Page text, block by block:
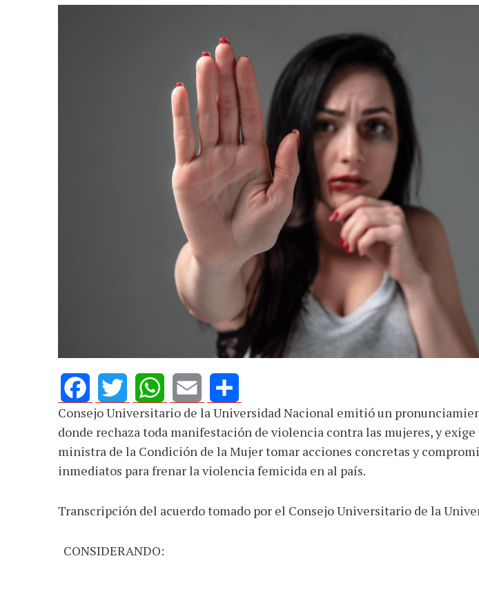
FacebookTwitterWhatsApp
Email Share
Consejo Universitario de la Universidad Nacional emitió un
donde rechaza toda manifestación de violencia contra las mujeres, y exige
ministra de la Condición de la Mujer tomar acciones concretas y
inmediatos para frenar la violencia femicida en al país.
Transcripción del acuerdo tomado por el Consejo Universitario de la
CONSIDERANDO:
AGOSTO 05, 2026
Consejo Universitario llama a
defender la democracia
de